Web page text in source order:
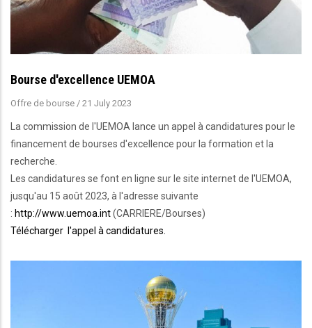
Bourse d'excellence UEMOA
Offre de bourse / 21 July 2023
La commission de l'UEMOA lance un appel à candidatures pour le
financement de bourses d'excellence pour la formation et la
recherche.
Les candidatures se font en ligne sur le site internet de l'UEMOA,
jusqu'au 15 août 2023, à l'adresse suivante
: http://www.uemoa.int(CARRIERE/Bourses)
Télécharger l'appel à candidatures.